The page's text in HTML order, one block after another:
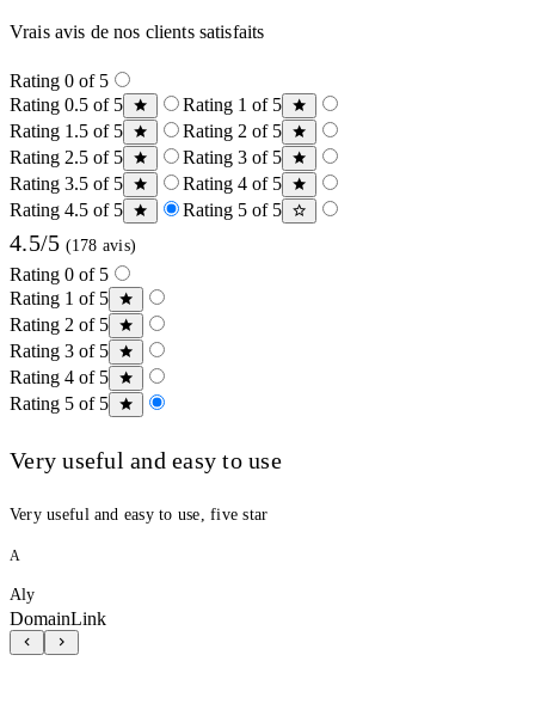
Vrais avis de nos clients satisfaits
Rating 0 of 5
Rating 0.5 of 5
Rating 1 of 5
Rating 1.5 of 5
Rating 2 of 5
Rating 2.5 of 5
Rating 3 of 5
Rating 3.5 of 5
Rating 4 of 5
Rating 4.5 of 5
Rating 5 of 5
4.5/5 (178 avis)
Rating 0 of 5
Rating 1 of 5
Rating 2 of 5
Rating 3 of 5
Rating 4 of 5
Rating 5 of 5
Very useful and easy to use
Very useful and easy to use, five star
A
Aly
DomainLink